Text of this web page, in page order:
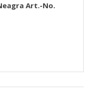
Art.-No.